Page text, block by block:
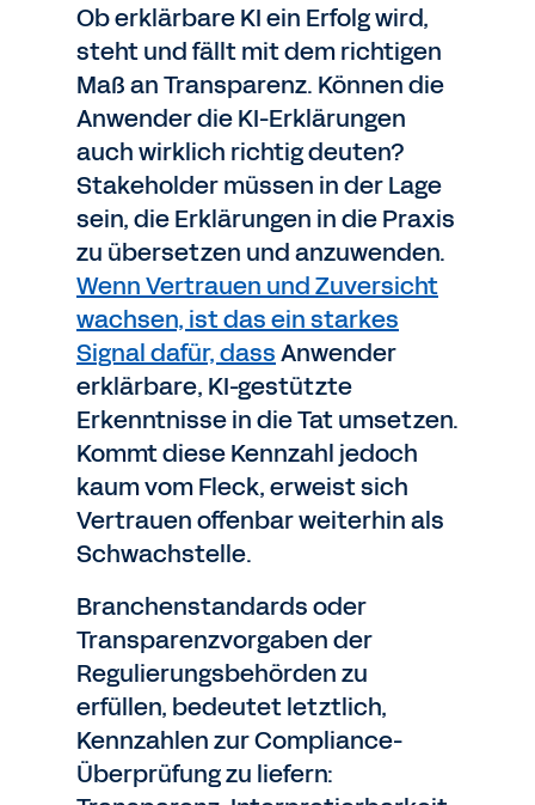
Ob erklärbare KI ein Erfolg wird,
steht und fällt mit dem richtigen
Maß an Transparenz. Können die
Anwender die KI-Erklärungen
auch wirklich richtig deuten?
Stakeholder müssen in der Lage
sein, die Erklärungen in die Praxis
zu übersetzen und anzuwenden.
Wenn Vertrauen und Zuversicht
wachsen, ist das ein starkes
Signal dafür, dassAnwender
erklärbare, KI-gestützte
Erkenntnisse in die Tat umsetzen.
Kommt diese Kennzahl jedoch
kaum vom Fleck, erweist sich
Vertrauen offenbar weiterhin als
Schwachstelle.
Branchenstandards oder
Transparenzvorgaben der
Regulierungsbehörden zu
erfüllen, bedeutet letztlich,
Kennzahlen zur Compliance-
Überprüfung zu liefern: